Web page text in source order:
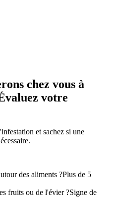
chez vous à
votre
et sachez si une
des aliments ?Plus de 5
fruits ou de l'évier ?Signe de